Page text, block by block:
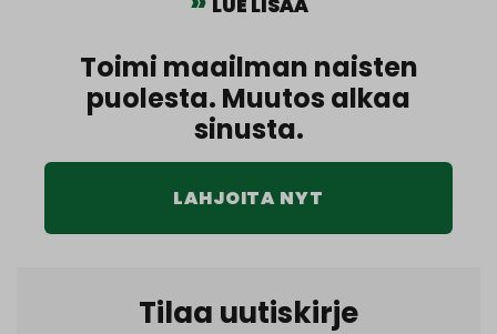
LUE LISÄÄ
Toimi maailman naisten
puolesta. Muutos alkaa
sinusta.
LAHJOITA NYT
Tilaa uutiskirje